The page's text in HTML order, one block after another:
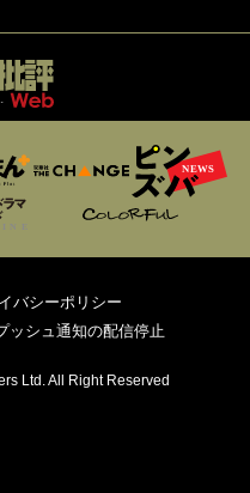
バシーポリシー
ッシュ通知の配信停止
Ltd. All Right Reserved